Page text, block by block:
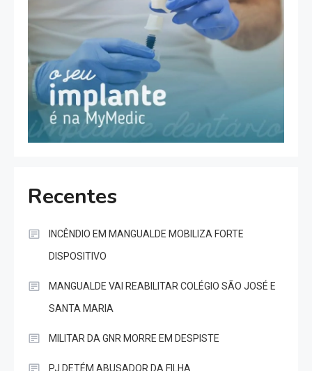
Recentes
INCÊNDIO EM MANGUALDE MOBILIZA FORTE
DISPOSITIVO
MANGUALDE VAI REABILITAR COLÉGIO SÃO JOSÉ E
SANTA MARIA
MILITAR DA GNR MORRE EM DESPISTE
PJ DETÉM ABUSADOR DA FILHA